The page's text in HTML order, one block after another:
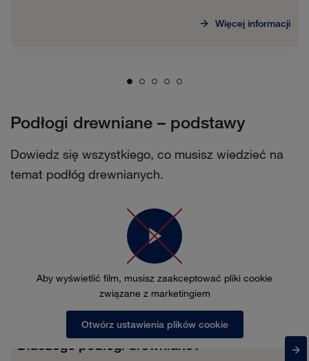
Więcej informacji
Podłogi drewniane – podstawy
Dowiedz się wszystkiego, co musisz wiedzieć na
temat podłóg drewnianych.
Aby wyświetlić film, musisz zaakceptować pliki cookie
związane z marketingiem
Otwórz ustawienia plików cookie
Dlaczego podłogi drewniane?